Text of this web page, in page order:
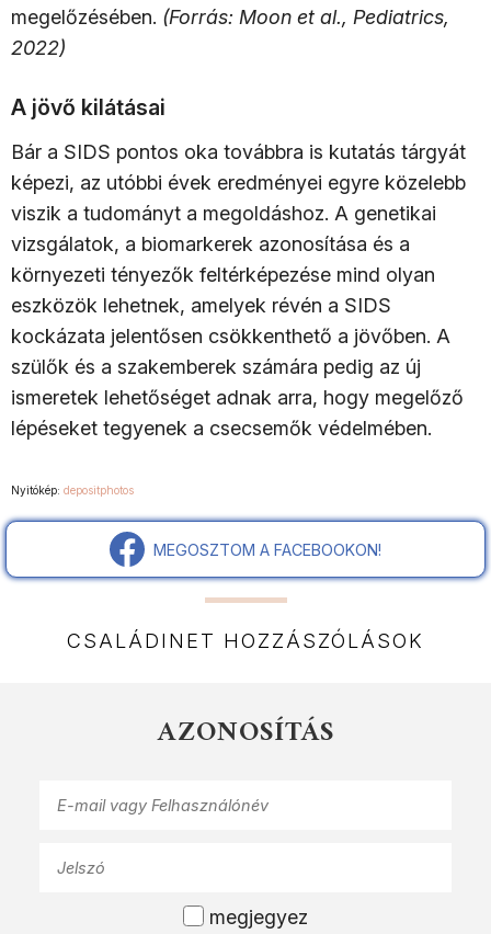
megelőzésében. (Forrás: Moon et al., Pediatrics,
2022)
A jövő kilátásai
Bár a SIDS pontos oka továbbra is kutatás tárgyát
képezi, az utóbbi évek eredményei egyre közelebb
viszik a tudományt a megoldáshoz. A genetikai
vizsgálatok, a biomarkerek azonosítása és a
környezeti tényezők feltérképezése mind olyan
eszközök lehetnek, amelyek révén a SIDS
kockázata jelentősen csökkenthető a jövőben. A
szülők és a szakemberek számára pedig az új
ismeretek lehetőséget adnak arra, hogy megelőző
lépéseket tegyenek a csecsemők védelmében.
Nyitókép: depositphotos
MEGOSZTOM A FACEBOOKON!
CSALÁDINET HOZZÁSZÓLÁSOK
AZONOSÍTÁS
megjegyez